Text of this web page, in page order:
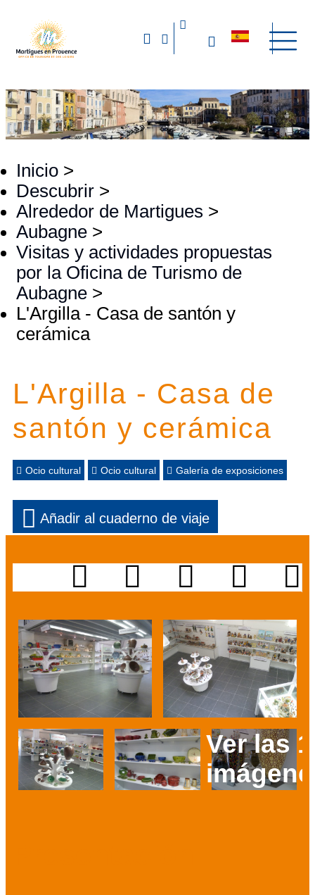
Inicio >
Descubrir >
Alrededor de Martigues >
Aubagne >
Visitas y actividades propuestas
por la Oficina de Turismo de
Aubagne >
L'Argilla - Casa de santón y
cerámica
L'Argilla - Casa de
santón y cerámica
Ocio cultural Ocio cultural Galería de exposiciones
Añadir al cuaderno de viaje
Ver las